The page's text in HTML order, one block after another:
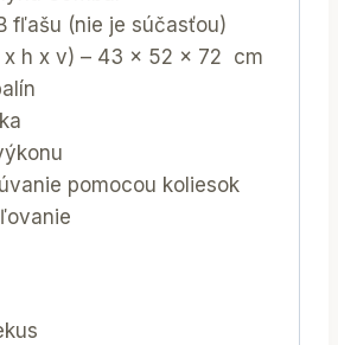
fľašu (nie je súčasťou)
x h x v) – 43 x 52 x 72 cm
pomocou koliesok